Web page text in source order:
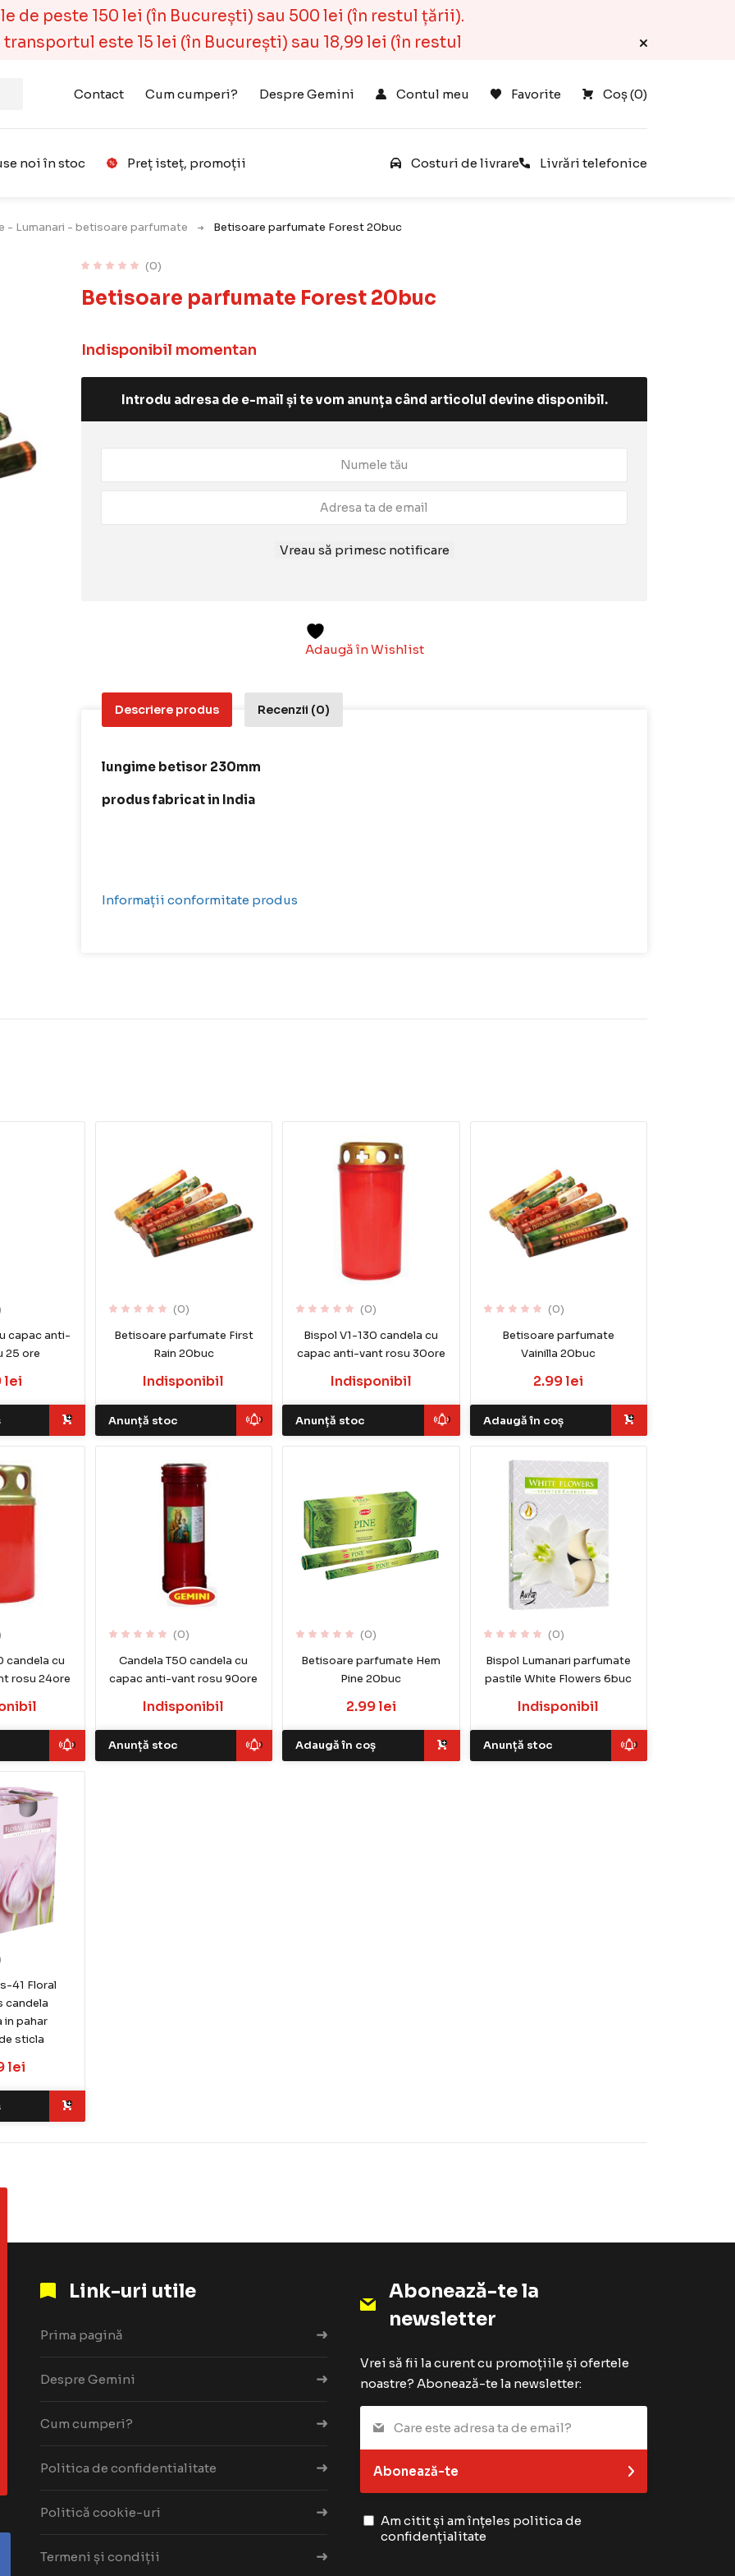
de peste 150 lei (în București) sau 500 lei (în restul țării).
este 15 lei (în București) sau 18,99 lei (în restul
Contact Cum cumperi? Despre Gemini Contul meu Coș (0)
Favorite
noi în stoc Preț isteț, promoții Costuri de livrare Livrări telefonice
- Lumanari - betisoare parfumate Betisoare parfumate Forest 20buc
(0)
Betisoare parfumate Forest 20buc
Indisponibil momentan
Introdu adresa de e-mail și te vom anunța când articolul devine disponibil.
Vreau să primesc notificare
Adaugă în Wishlist
Descriere produs Recenzii (0)
lungime betisor 230mm
produs fabricat in India
Informații conformitate produs
capac anti-
25 ore
lei
(0)
Betisoare parfumate First
Rain 20buc
Indisponibil
Anunță stoc
(0)
Bispol V1-130 candela cu
capac anti-vant rosu 30ore
Indisponibil
Anunță stoc
(0)
Betisoare parfumate
Vainilla 20buc
2.99 lei
Adaugă în coș
candela cu
rosu 24ore
(0)
Candela T50 candela cu
capac anti-vant rosu 90ore
Indisponibil
Anunță stoc
(0)
Betisoare parfumate Hem
Pine 20buc
2.99 lei
Adaugă în coș
(0)
Bispol Lumanari parfumate
pastile White Flowers 6buc
Indisponibil
Anunță stoc
41 Floral
candela
in pahar
sticla
lei
Link-uri utile
Prima pagină
Despre Gemini
Cum cumperi?
Politica de confidentialitate
Politică cookie-uri
Termeni și condiții
Abonează-te la
newsletter
Vrei să fii la curent cu promoțiile și ofertele
noastre? Abonează-te la newsletter:
Abonează-te
Am citit și am înțeles politica de
confidențialitate